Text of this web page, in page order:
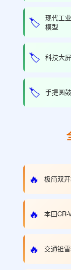
🏷️ 现代工
模型
🏷️ 科技大
🏷️ 手提圆
🔥 极简双
🔥 本田CR-
🔥 交通锥